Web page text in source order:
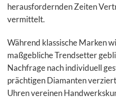
herausfordernden Zeiten
vermittelt.
Während klassische Marken
maßgebliche Trendsetter
Nachfrage nach individuell
prächtigen Diamanten
Uhren vereinen